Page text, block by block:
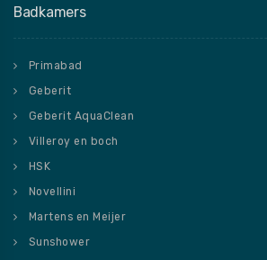
Badkamers
Primabad
Geberit
Geberit AquaClean
Villeroy en boch
HSK
Novellini
Martens en Meijer
Sunshower